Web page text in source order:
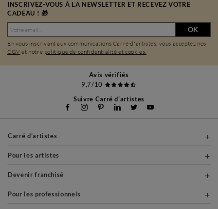
INSCRIVEZ-VOUS À LA NEWSLETTER ET RECEVEZ VOTRE
CADEAU ! 🎁
OK
En vous inscrivant aux communications Carré d'artistes, vous acceptez nos
CGV et notre politique de confidentialité et cookies.
Avis vérifiés
9,7/10
Suivre Carré d'artistes
Carré d'artistes
Pour les artistes
Devenir franchisé
Pour les professionnels